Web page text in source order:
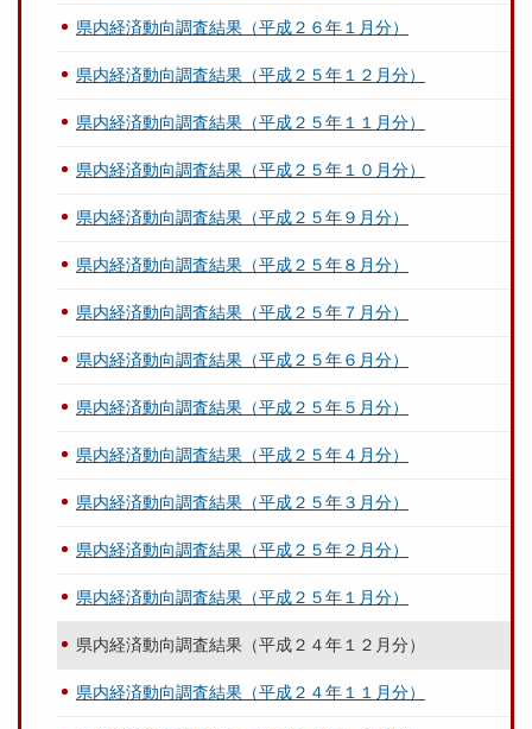
県内経済動向調査結果（平成２６年１月分）
県内経済動向調査結果（平成２５年１２月分）
県内経済動向調査結果（平成２５年１１月分）
県内経済動向調査結果（平成２５年１０月分）
県内経済動向調査結果（平成２５年９月分）
県内経済動向調査結果（平成２５年８月分）
県内経済動向調査結果（平成２５年７月分）
県内経済動向調査結果（平成２５年６月分）
県内経済動向調査結果（平成２５年５月分）
県内経済動向調査結果（平成２５年４月分）
県内経済動向調査結果（平成２５年３月分）
県内経済動向調査結果（平成２５年２月分）
県内経済動向調査結果（平成２５年１月分）
県内経済動向調査結果（平成２４年１２月分）
県内経済動向調査結果（平成２４年１１月分）